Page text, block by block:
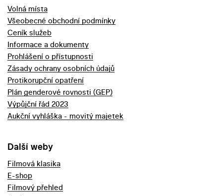
Volná místa
Všeobecné obchodní podmínky
Ceník služeb
Informace a dokumenty
Prohlášení o přístupnosti
Zásady ochrany osobních údajů
Protikorupční opatření
Plán genderové rovnosti (GEP)
Výpůjční řád 2023
Aukční vyhláška - movitý majetek
Další weby
Filmová klasika
E-shop
Filmový přehled